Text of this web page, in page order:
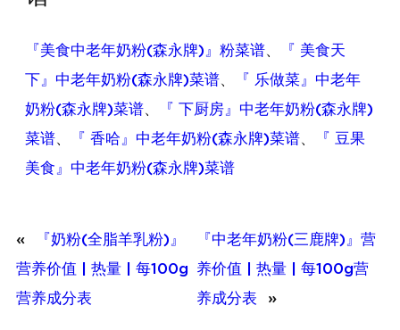
『美食中老年奶粉(森永牌)』粉菜谱、
『 美食天
下』中老年奶粉(森永牌)菜谱、
『 乐做菜』中老年
奶粉(森永牌)菜谱、
『 下厨房』中老年奶粉(森永牌)
菜谱、 『 香哈』中老年奶粉(森永牌)菜谱、
『 豆果
美食』中老年奶粉(森永牌)菜谱
«
『奶粉(全脂羊乳粉)』
营养价值 | 热量 | 每100g
营养成分表
『中老年奶粉(三鹿牌)』营
养价值 | 热量 | 每100g营
养成分表
»